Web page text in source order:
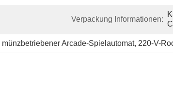
Verpackung Informationen:
münzbetriebener Arcade-Spielautomat, 220-V-